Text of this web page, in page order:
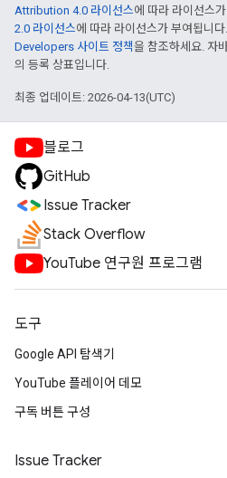
Attribution 4.0 라이선스에 따라 라이선스
2.0 라이선스에 따라 라이선스가 부여됩니
Developers 사이트 정책을 참조하세요. 자
의 등록 상표입니다.
최종 업데이트: 2026-04-13(UTC)
블로그
GitHub
Issue Tracker
Stack Overflow
YouTube 연구원 프로그램
도구
Google API 탐색기
YouTube 플레이어 데모
구독 버튼 구성
Issue Tracker